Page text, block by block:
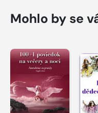
Mohlo by se